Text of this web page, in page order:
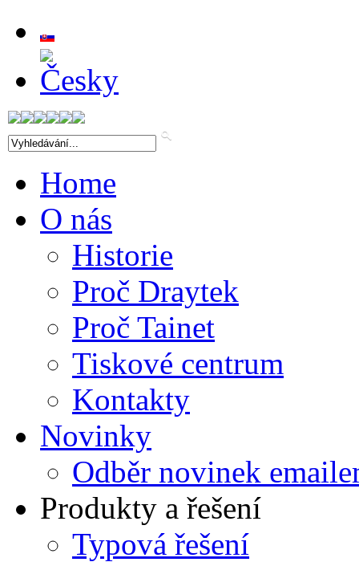
Home
O nás
Historie
Proč Draytek
Proč Tainet
Tiskové centrum
Kontakty
Novinky
Odběr novinek
Produkty a řešení
Typová řešení